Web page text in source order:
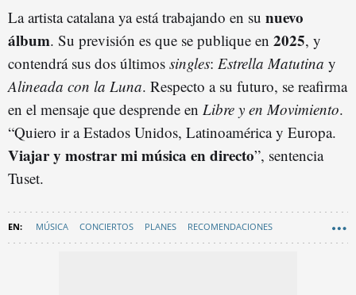
La artista catalana ya está trabajando en su nuevo
álbum. Su previsión es que se publique en 2025, y
contendrá sus dos últimos singles: Estrella Matutina y
Alineada con la Luna. Respecto a su futuro, se reafirma
en el mensaje que desprende en Libre y en Movimiento.
“Quiero ir a Estados Unidos, Latinoamérica y Europa.
Viajar y mostrar mi música en directo”, sentencia
Tuset.
MÚSICA CONCIERTOS PLANES RECOMENDACIONES